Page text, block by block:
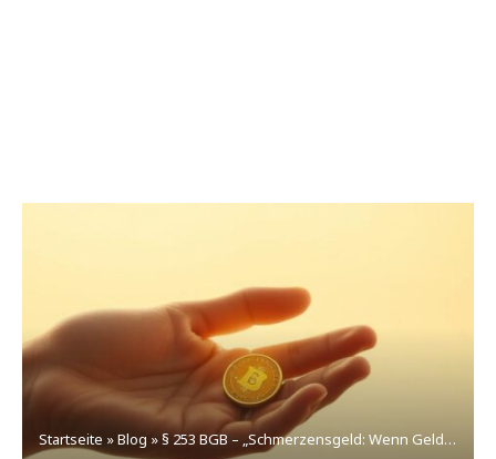
Startseite »Blog »§ 253 BGB – „Schmerzensgeld: Wenn Geld den Schmerz lindern soll“